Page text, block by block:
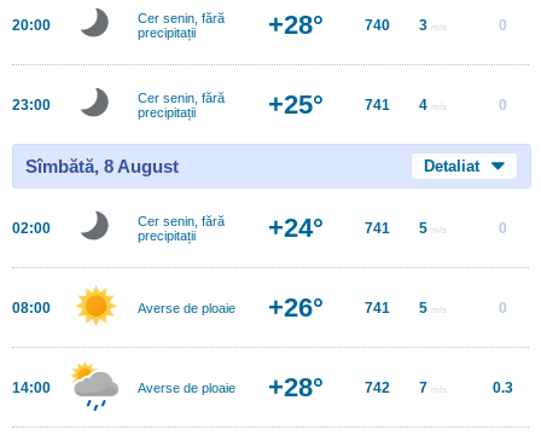
20:00
Cer senin, fără
precipitații
+28° 740 3 m/s 0
23:00
Cer senin, fără
precipitații
+25° 741 4 m/s 0
Sîmbătă, 8 August Detaliat
02:00
Cer senin, fără
precipitații
+24° 741 5 m/s 0
08:00 Averse de ploaie +26° 741 5 m/s 0
14:00 Averse de ploaie +28° 742 7 m/s 0.3